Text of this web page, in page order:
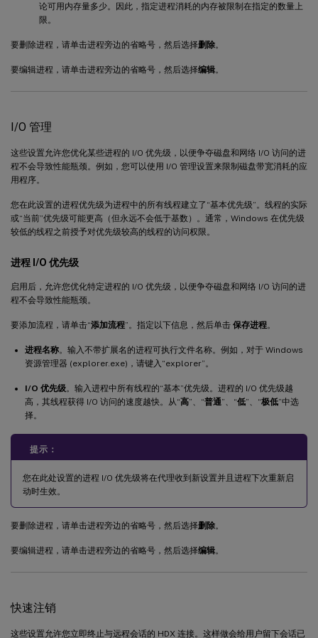
论可用内存量多少。因此，指定进程消耗的内存被限制在指定的数量上
限。
要删除进程，请单击进程旁边的省略号，然后选择删除。
要编辑进程，请单击进程旁边的省略号，然后选择编辑。
I/O 管理
这些设置允许您优化某些进程的 I/O 优先级，以便争夺磁盘和网络 I/O 访问的进
程不会导致性能瓶颈。例如，您可以使用 I/O 管理设置来限制磁盘带宽消耗的应
用程序。
您在此设置的进程优先级为进程中的所有线程建立了“基本优先级”。线程的实际
或“当前”优先级可能更高（但永远不会低于基数）。通常，Windows 在优先级
较低的线程之前授予对优先级较高的线程的访问权限。
进程 I/O 优先级
启用后，允许您优化特定进程的 I/O 优先级，以便争夺磁盘和网络 I/O 访问的进
程不会导致性能瓶颈。
要添加流程，请单击“添加流程”。指定以下信息，然后单击 保存进程。
进程名称。输入不带扩展名的进程可执行文件名称。例如，对于 Windows
资源管理器 (explorer.exe)，请键入“explorer”。
I/O 优先级。输入进程中所有线程的“基本”优先级。进程的 I/O 优先级越
高，其线程获得 I/O 访问的速度越快。从“高”、“普通”、“低”、“极低”中选
择。
提示：
您在此处设置的进程 I/O 优先级将在代理收到新设置并且进程下次重新启
动时生效。
要删除进程，请单击进程旁边的省略号，然后选择删除。
要编辑进程，请单击进程旁边的省略号，然后选择编辑。
快速注销
这些设置允许您立即终止与远程会话的 HDX 连接。这样做会给用户留下会话已